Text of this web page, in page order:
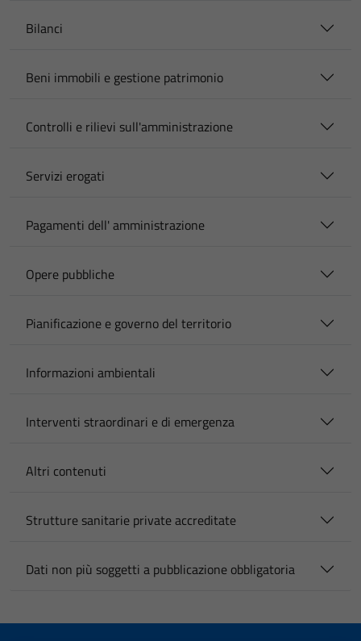
Bilanci
Beni immobili e gestione patrimonio
Controlli e rilievi sull'amministrazione
Servizi erogati
Pagamenti dell' amministrazione
Opere pubbliche
Pianificazione e governo del territorio
Informazioni ambientali
Interventi straordinari e di emergenza
Altri contenuti
Strutture sanitarie private accreditate
Dati non più soggetti a pubblicazione obbligatoria